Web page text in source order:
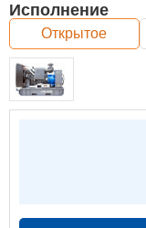
Исполнение
Открытое